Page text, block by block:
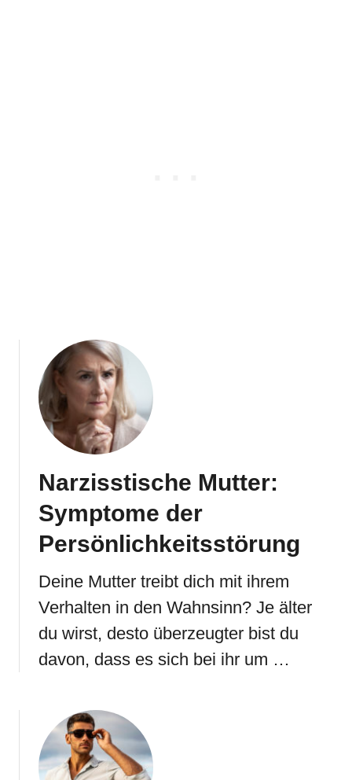
Narzisstische Mutter:
Symptome der
Persönlichkeitsstörung
Deine Mutter treibt dich mit ihrem
Verhalten in den Wahnsinn? Je älter
du wirst, desto überzeugter bist du
davon, dass es sich bei ihr um …